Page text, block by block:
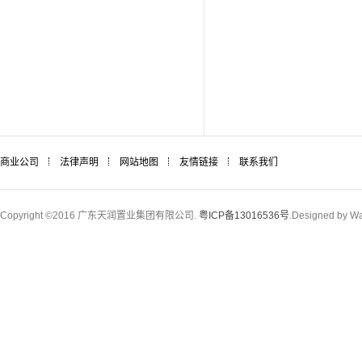
商业公司 法律声明 网站地图 友情链接 联系我们
Copyright ©2016 广东天润置业集团有限公司. 粤ICP备13016536号.Designed by